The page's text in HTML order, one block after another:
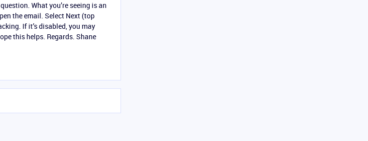
What you’re seeing is an
the email. Select Next (top
If it’s disabled, you may
this helps. Regards. Shane